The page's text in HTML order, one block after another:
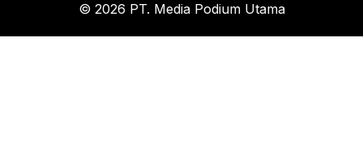
© 2026 PT. Media Podium Utama